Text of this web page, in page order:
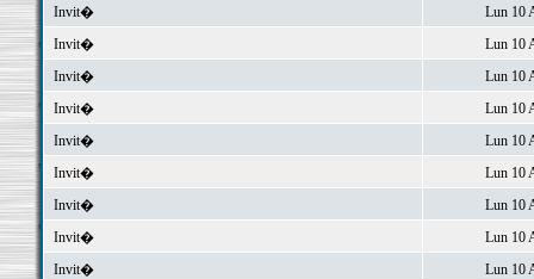
Invit�
Lun 10
Invit�
Lun 10
Invit�
Lun 10
Invit�
Lun 10
Invit�
Lun 10
Invit�
Lun 10
Invit�
Lun 10
Invit�
Lun 10
Invit�
Lun 10